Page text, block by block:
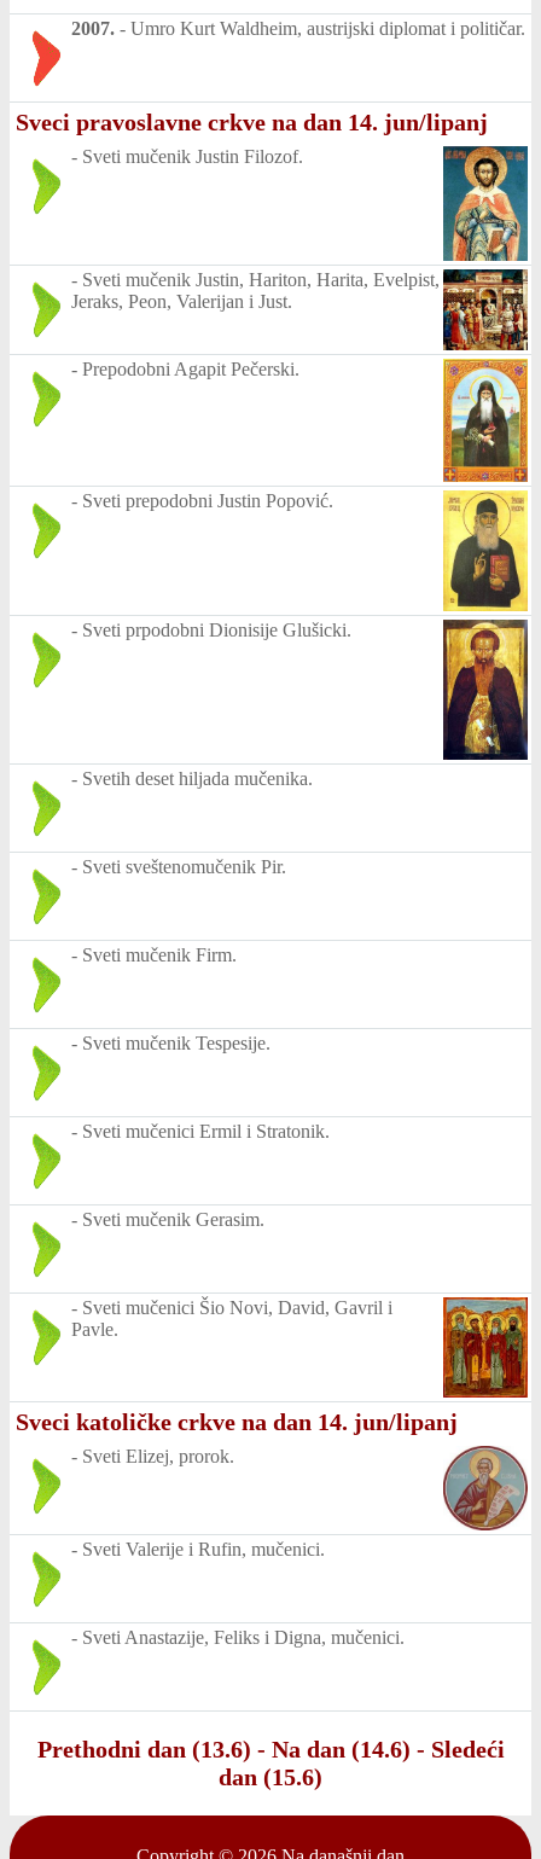
2007. - Umro Kurt Waldheim, austrijski diplomat i političar.
Sveci pravoslavne crkve na dan 14. jun/lipanj
- Sveti mučenik Justin Filozof.
- Sveti mučenik Justin, Hariton, Harita, Evelpist,
Jeraks, Peon, Valerijan i Just.
- Prepodobni Agapit Pečerski.
- Sveti prepodobni Justin Popović.
- Sveti prpodobni Dionisije Glušicki.
- Svetih deset hiljada mučenika.
- Sveti sveštenomučenik Pir.
- Sveti mučenik Firm.
- Sveti mučenik Tespesije.
- Sveti mučenici Ermil i Stratonik.
- Sveti mučenik Gerasim.
- Sveti mučenici Šio Novi, David, Gavril i
Pavle.
Sveci katoličke crkve na dan 14. jun/lipanj
- Sveti Elizej, prorok.
- Sveti Valerije i Rufin, mučenici.
- Sveti Anastazije, Feliks i Digna, mučenici.
Prethodni dan (13.6) - Na dan (14.6) - Sledeći
dan (15.6)